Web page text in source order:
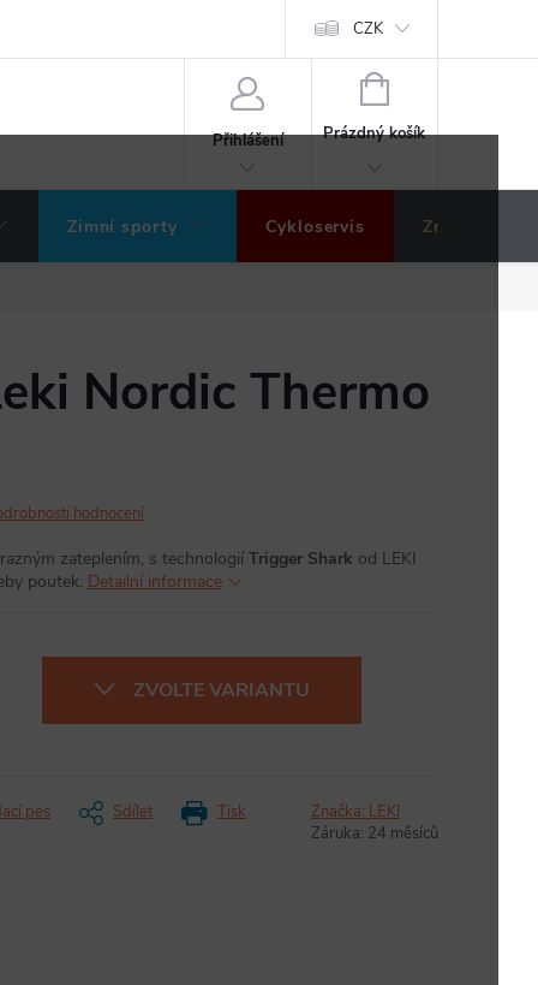
Hodnocení obchodu CZK
Přihlášení
NÁKUPNÍ
KOŠÍK
Prázdný košík
Zimní sporty Cykloservis Značky
Nordic Thermo
hodnocení
zateplením, s technologiíTrigger Shark od LEKI
poutek. Detailní informace
ZVOLTE VARIANTU
Tisk
pes Sdílet Značka: LEKI
Záruka: 24 měsíců